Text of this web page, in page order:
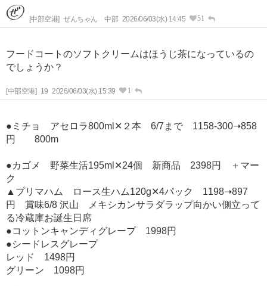
[中部空港] ぜんちゃん 中部 2026/06/03(水) 14:45 51
フードコートのソフトクリームはほうじ茶になっているの
でしょうか？
[中部空港] 19 2026/06/03(水) 15:39 1
●ミチョ アセロラ800ml✕２本 6/7まで 1158-300➝858
円 800m
●カゴメ 野菜生活195ml✕24個 新商品 2398円 ＋マー
ク
▲プリマハム ロース生ハム120g✕4パック 1198➝897
円 賞味6/8 沢山 メキシカンサラダラップ向かい側立って
る冷蔵庫お誕生日席
●コットンキャンディグレープ 1998円
●シードレスグレープ
レッド 1498円
グリーン 1098円